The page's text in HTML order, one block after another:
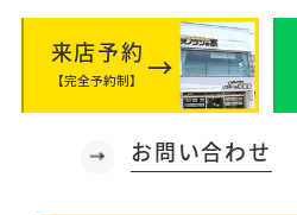
来店予約
【完全予約制】
お問い合わせ